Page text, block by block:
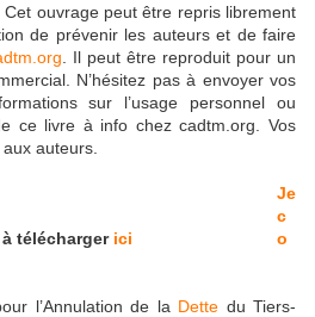
ouvrage peut être repris librement
de prévenir les auteurs et de faire
. Il peut être reproduit pour un
N’hésitez pas à envoyer vos
sur l’usage personnel ou
ce livre à info chez cadtm.org. Vos
auteurs.
télécharger ici
Je
c
o
l’Annulation de la Dette du Tiers-